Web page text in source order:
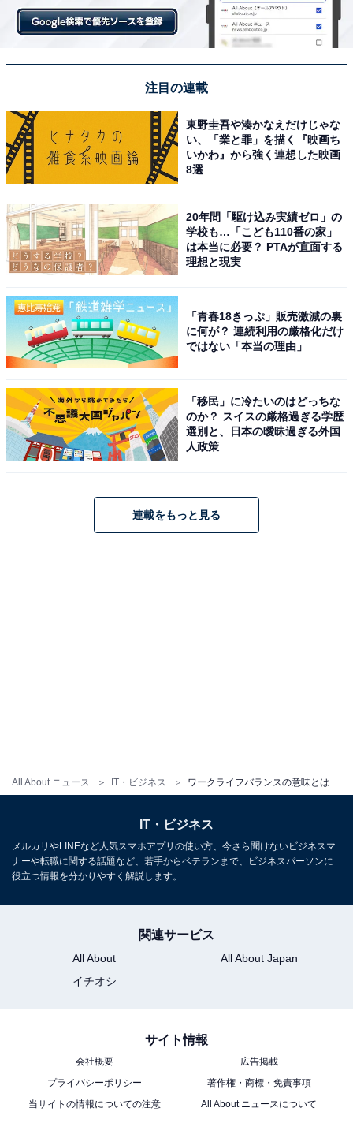
All About ニュース IT・ビジネス
ンスと非常に近い言葉で「仕事と私生活の両方を充実さ
せよう」という点は同じです。ワークライフバランス
フインテグレーションはその境目が融合していることが
があげられます。旅行と仕事をどちらも線引きなく楽し
む状態は、ワークライフインテグレーションを実践して
いると言えるでしょう。
・類語（2）ワークインライフ
ワークインライフとは、日本の家具メーカー（株式会社
オカムラ）が発信を始めた言葉です。ワークインライフ
とは、人生（ライフ）の中の要素の1つとして、仕事
（ワーク）があるという考え方です。この概念では、家
族・友人・趣味・学びなど、自分の人生を彩るさまざま
な要素の中に、同列として仕事を位置付けます。仕事と
私生活を「対立のもの」として捉えないことが、ワーク
インライフの特徴と言えます。
・類語（3）ワークファミリーバランス
ワークファミリーバランスは、ワークライフバランスと
る対象が「ライフ」か「ファミリー」であるかです。ラ
イフには、家庭生活のほかに、趣味や学びなど広範囲な
ワークライフバランスが企業に重視される理由
ワークライフバランスが注目される理由には、主に以下
の3点があげられます。
・社員の事情に合わせた多様な働き方を認めるため
注目の連載
東野圭吾や湊かなえだけじゃな
い、「業と罪」を描く『映画ち
いかわ』から強く連想した映画
8選
20年間「駆け込み実績ゼロ」の
学校も…「こども110番の家」
は本当に必要？ PTAが直面する
理想と現実
「青春18きっぷ」販売激減の裏
に何が？ 連続利用の厳格化だけ
ではない「本当の理由」
「移民」に冷たいのはどっちな
のか？ スイスの厳格過ぎる学歴
選別と、日本の曖昧過ぎる外国
人政策
連載をもっと見る
IT・ビジネス
メルカリやLINEなど人気スマホアプリの使い方、今さら聞けないビジネスマ
ナーや転職に関する話題など、若手からベテランまで、ビジネスパーソンに
役立つ情報を分かりやすく解説します。
関連サービス
All About
All About Japan
イチオシ
サイト情報
会社概要
広告掲載
プライバシーポリシー
著作権・商標・免責事項
当サイトの情報についての注意
All About ニュースについて